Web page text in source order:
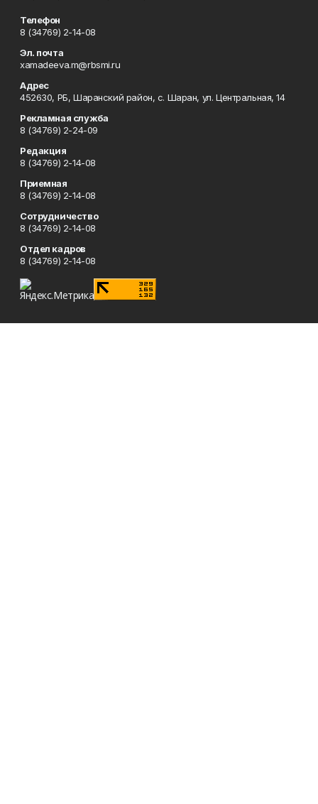
Телефон
8 (34769) 2-14-08
Эл. почта
xamadeeva.m@rbsmi.ru
Адрес
452630, РБ, Шаранский район, с. Шаран, ул. Центральная, 14
Рекламная служба
8 (34769) 2-24-09
Редакция
8 (34769) 2-14-08
Приемная
8 (34769) 2-14-08
Сотрудничество
8 (34769) 2-14-08
Отдел кадров
8 (34769) 2-14-08